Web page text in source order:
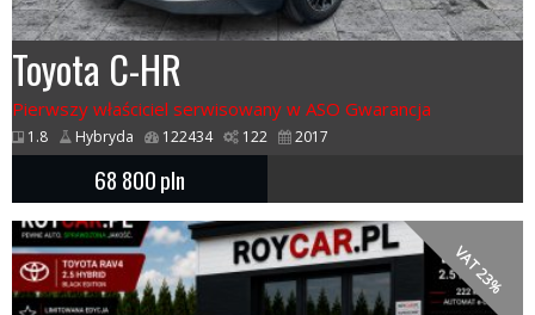
Toyota C-HR
Pierwszy właściciel serwisowany w ASO Gwarancja
1.8 Hybryda 122434 122 2017
68 800pln
VAT 23%